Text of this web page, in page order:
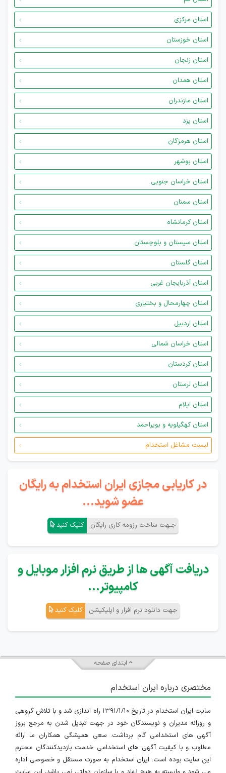
استان مرکزی
استان خوزستان
استان زنجان
استان همدان
استان مازندران
استان یزد
استان هرمزگان
استان بوشهر
استان خراسان جنوبی
استان سمنان
استان کرمانشاه
استان سیستان و بلوچستان
استان گلستان
استان آذربایجان غربی
استان چهارمحال و بختیاری
استان اردبیل
استان خراسان شمالی
استان کردستان
استان لرستان
استان ایلام
استان کهگیلویه و بویراحمد
لیست مشاغل استخدام
در کاریابی مجازی ایران استخدام به رایگان
عضو شوید...
جـهت ساخت رزومه کاری رایگان کلیک کنید
دریافت آگهی ها از طریق نرم افزار موبایل و
کامپیوتر...
جهت دانلود نرم افزار و اپلیکیشن کلیک کنید
ابتدای صفحه
مختصری درباره ایران استخدام
سایت ایران استخدام در تاریخ ۱۳۹۱/۱/۱۰ راه اندازی شد و با تلاش گروهی
و روزانه مدیران و نویسندگان خود در جهت تبدیل شدن به مرجع بروز
آگهی های استخدامی گام برداشت. سعی همیشگی همکاران ما ارائه
مطلوب و با کیفیت آگهی های استخدامی خدمت بازدیدکنندگان محترم
این سایت بوده است. ایران استخدام به صورت مستقل و خصوصی اداره